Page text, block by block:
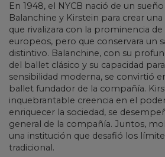
En 1948, el NYCB nació de un
Balanchine y Kirstein para crear
que rivalizara con la prominencia
europeos, pero que conservara un
distintivo. Balanchine, con su
del ballet clásico y su capacidad
sensibilidad moderna, se convirtió
ballet fundador de la compañía.
inquebrantable creencia en el
enriquecer la sociedad, se
general de la compañía. Juntos,
una institución que desafió los
tradicional.